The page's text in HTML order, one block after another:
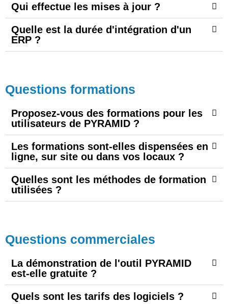
Qui effectue les mises à jour ?
Quelle est la durée d'intégration d'un
ERP ?
Questions formations
Proposez-vous des formations pour les
utilisateurs de PYRAMID ?
Les formations sont-elles dispensées en
ligne, sur site ou dans vos locaux ?
Quelles sont les méthodes de formation
utilisées ?
Questions commerciales
La démonstration de l'outil PYRAMID
est-elle gratuite ?
Quels sont les tarifs des logiciels ?